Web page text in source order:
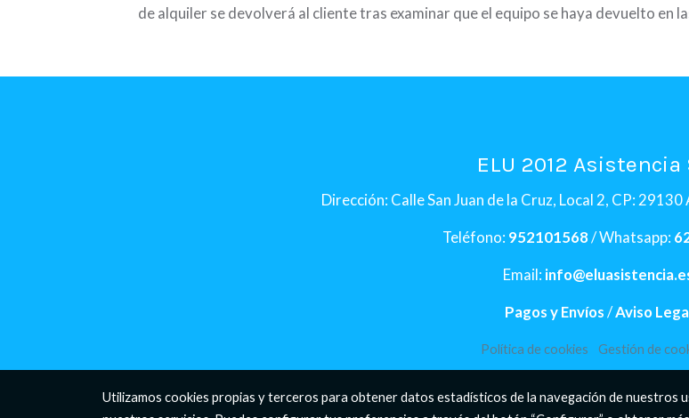
de alquiler se devolverá al cliente tras examinar que el equipo se haya devuelto en
ELU 2012 Asistencia
Dirección: Calle San Juan de la Cruz, Local 2, CP:
Teléfono: 952101568/ Whatsapp:
Email:
Pagos y Envíos/Aviso
Política de cookies Gestión de
Utilizamos cookies propias y terceros para obtener datos estadísticos de la navegación de nuestros